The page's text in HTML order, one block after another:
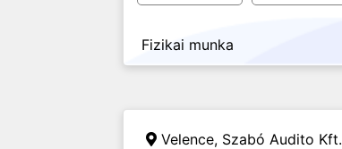
Fizikai munka
Velence, Szabó Audito Kft.